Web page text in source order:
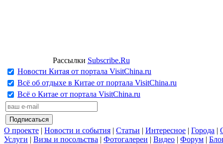
Рассылки Subscribe.Ru
Новости Китая от портала VisitChina.ru
Всё об отдыхе в Китае от портала VisitChina.ru
Всё о Китае от портала VisitChina.ru
О проекте | Новости и события | Статьи | Интересное | Города |
Услуги | Визы и посольства | Фотогалереи | Видео | Форум |